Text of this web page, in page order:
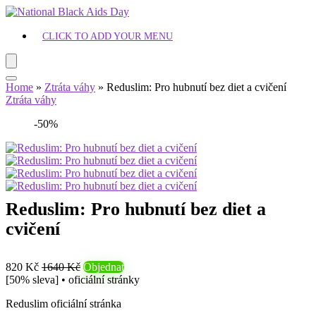
CLICK TO ADD YOUR MENU
Home » Ztráta váhy » Reduslim: Pro hubnutí bez diet a cvičení
Ztráta váhy
-50%
Reduslim: Pro hubnutí bez diet a
cvičení
820 Kč 1640 Kč Objednat
[50% sleva] • oficiální stránky
Reduslim oficiální stránka